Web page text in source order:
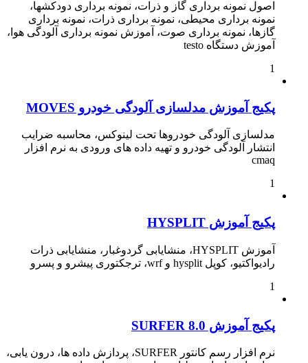
اصول نمونه برداری گاز و ذرات، نمونه برداری دودکشها،
نمونه برداری محیطی، نمونه برداری ذرات، نمونه برداری
گازها، نمونه برداری صوت، آموزش نمونه برداری آلودگی هوا،
آموزش دستگاه testo
1
پکیج آموزش مدلسازی آلودگی خودرو MOVES
مدلسازی آلودگی خودروها تحت لینوکس، محاسبه ضرایب
انتشار آلودگی خودرو و تهیه داده های ورودی به نرم افزار
cmaq
1
پکیج آموزش HYSPLIT
آموزش HYSPLIT، منشایابی گردوغبار، منشایابی ذرات
رادیواکتیو، کوپل hysplit و wrf، ترجکتوری پیشرو و پسرو
1
پکیج آموزش SURFER 8.0
نرم افزار رسم کانتور SURFER، پردازش داده ها، درون یابی،